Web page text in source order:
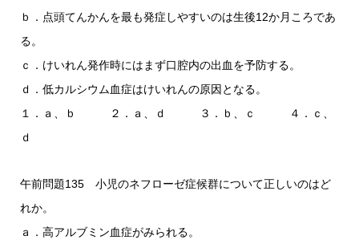
ｂ．点頭てんかんを最も発症しやすいのは生後12か月ころであ
る。
ｃ．けいれん発作時にはまず口腔内の出血を予防する。
ｄ．低カルシウム血症はけいれんの原因となる。
１．ａ、ｂ ２．ａ、ｄ ３．ｂ、ｃ ４．ｃ、
ｄ
午前問題135 小児のネフローゼ症候群について正しいのはど
れか。
ａ．高アルブミン血症がみられる。